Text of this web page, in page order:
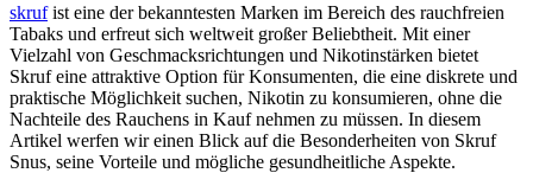
skrufist eine der bekanntesten Marken im Bereich des rauchfreien
Tabaks und erfreut sich weltweit großer Beliebtheit. Mit einer
Vielzahl von Geschmacksrichtungen und Nikotinstärken bietet
Skruf eine attraktive Option für Konsumenten, die eine diskrete und
praktische Möglichkeit suchen, Nikotin zu konsumieren, ohne die
Nachteile des Rauchens in Kauf nehmen zu müssen. In diesem
Artikel werfen wir einen Blick auf die Besonderheiten von Skruf
Snus, seine Vorteile und mögliche gesundheitliche Aspekte.